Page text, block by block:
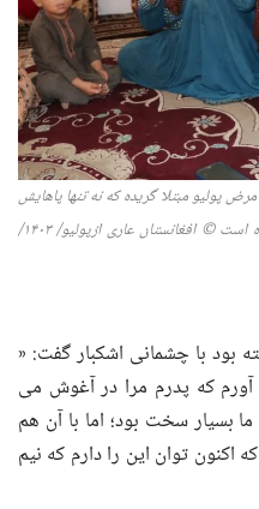
پولیو مبتلا گریده که نه تنها پاهایش
است © افغانستان عاری ازپولیو/۱۴۰۳/
بود با چشمانی اشکبار گفت: «
که پدرم مرا در آغوش می
بسیار سخت بود؛ اما با آن هم
توان این را دارم که نیم